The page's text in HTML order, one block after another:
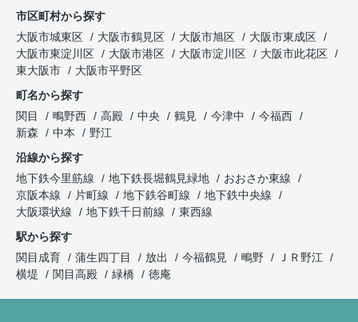
市区町村から探す
大阪市城東区
大阪市鶴見区 大阪市旭区
大阪市東成区
大阪市東淀川区
大阪市港区 大阪市淀川区
大阪市此花区
東大阪市
大阪市平野区
町名から探す
関目
鴫野西 高殿 中央 鶴見 今津中
今福西
新森
中本
野江
沿線から探す
地下鉄今里筋線
地下鉄長堀鶴見緑地
おおさか東線
京阪本線
片町線 地下鉄谷町線
地下鉄中央線
大阪環状線
地下鉄千日前線
東西線
駅から探す
関目成育
蒲生四丁目 放出 今福鶴見 鴫野
ＪＲ野江
横堤
関目高殿 緑橋 徳庵